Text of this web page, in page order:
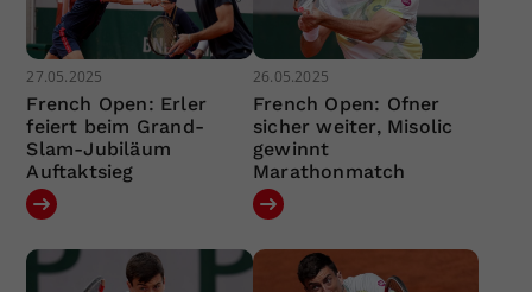
27.05.2025
French Open: Erler
feiert beim Grand-
Slam-Jubiläum
Auftaktsieg
26.05.2025
French Open: Ofner
sicher weiter, Misolic
gewinnt
Marathonmatch